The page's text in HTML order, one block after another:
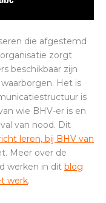
die afgestemd
organisatie zorgt
beschikbaar zijn
Het is
is
wie BHV-er is en
van nood. Dit
leren, bij BHV van
Meer over de
werken in dit blog
werk.